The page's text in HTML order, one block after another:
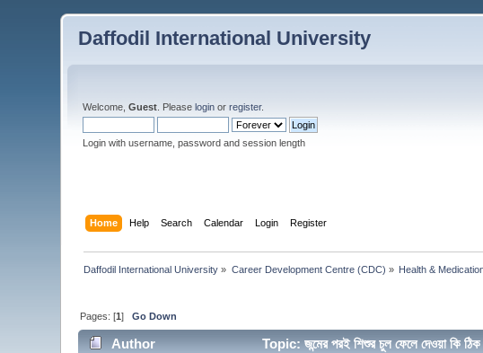
Daffodil International University
Welcome,Guest . Pleaselogin orregister.
Login with username, password and session length
Home Help Search Calendar Login Register
Daffodil International University » Career Development Centre (CDC) » Health &
Pages: [1]Go Down
Author Topic: জন্মের পরই শিশুর চুল ফেলে দেওয়া কি